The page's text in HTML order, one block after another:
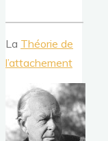
La Théorie de
l’attachement